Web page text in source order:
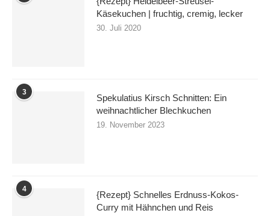
Käsekuchen | fruchtig, cremig, lecker
30. Juli 2020
3
Spekulatius Kirsch Schnitten: Ein
weihnachtlicher Blechkuchen
19. November 2023
4
{Rezept} Schnelles Erdnuss-Kokos-
Curry mit Hähnchen und Reis